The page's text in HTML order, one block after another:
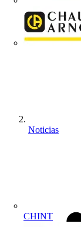
CHINT
Noticias